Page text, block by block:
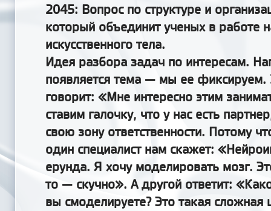
2045: Вопрос по структуре и
который объединит ученых в работе
искусственного тела.
Идея разбора задач по интересам.
появляется тема — мы ее фиксируем.
говорит: «Мне интересно этим
ставим галочку, что у нас есть
свою зону ответственности. Потому
один специалист нам скажет:
ерунда. Я хочу моделировать мозг.
то — скучно». А другой ответит:
вы смоделируете? Это такая сложная